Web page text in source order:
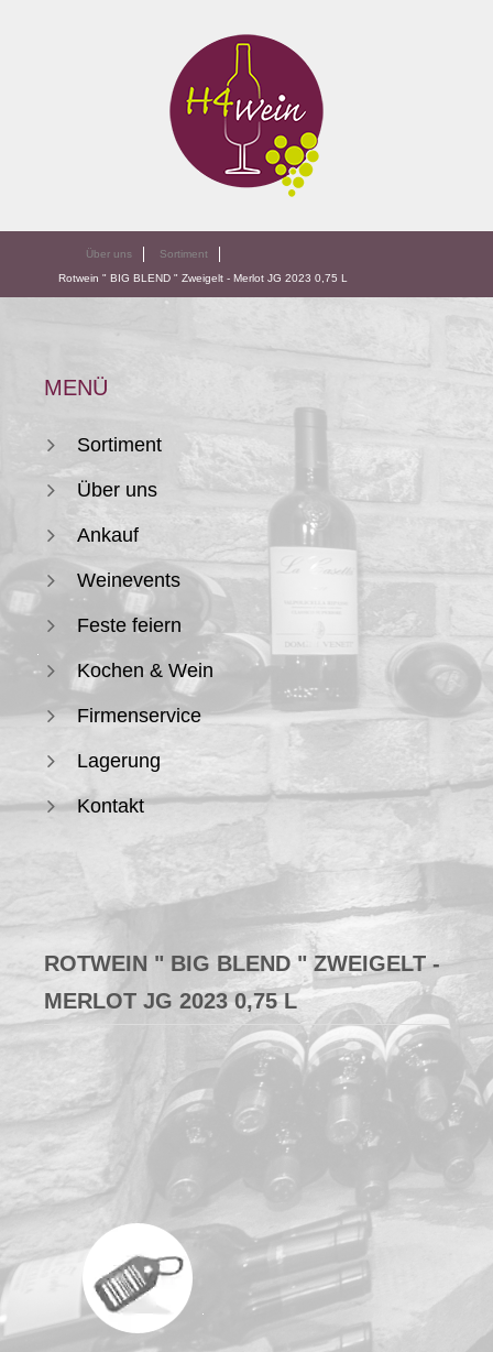
Über uns
Sortiment
Rotwein " BIG BLEND " Zweigelt - Merlot JG 2023 0,75 L
MENÜ
Sortiment
Über uns
Ankauf
Weinevents
Feste feiern
Kochen & Wein
Firmenservice
Lagerung
Kontakt
ROTWEIN " BIG BLEND " ZWEIGELT -
MERLOT JG 2023 0,75 L